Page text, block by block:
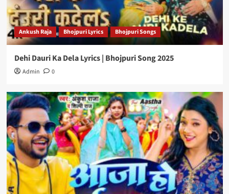
Ankush Raja Bhojpuri Lyrics Bhojpuri Songs
Dehi Dauri Ka Dela Lyrics | Bhojpuri Song 2025
Admin 0